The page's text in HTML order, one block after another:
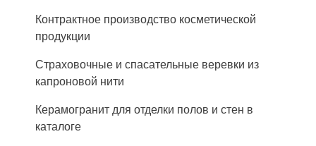
Контрактное производство косметической
продукции
Страховочные и спасательные веревки из
капроновой нити
Керамогранит для отделки полов и стен в
каталоге